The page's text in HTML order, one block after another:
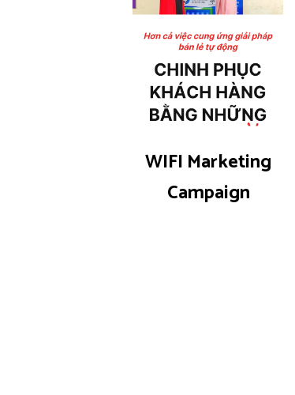
0 0 reviews
WIFI Marketing
Campaign